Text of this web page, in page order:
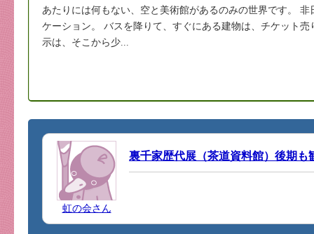
あたりには何もない、空と美術館があるのみの世界です。
ケーション。 バスを降りて、すぐにある建物は、チケット
示は、そこから少...
虹の会さん
裏千家歴代展（茶道資料館）後期も